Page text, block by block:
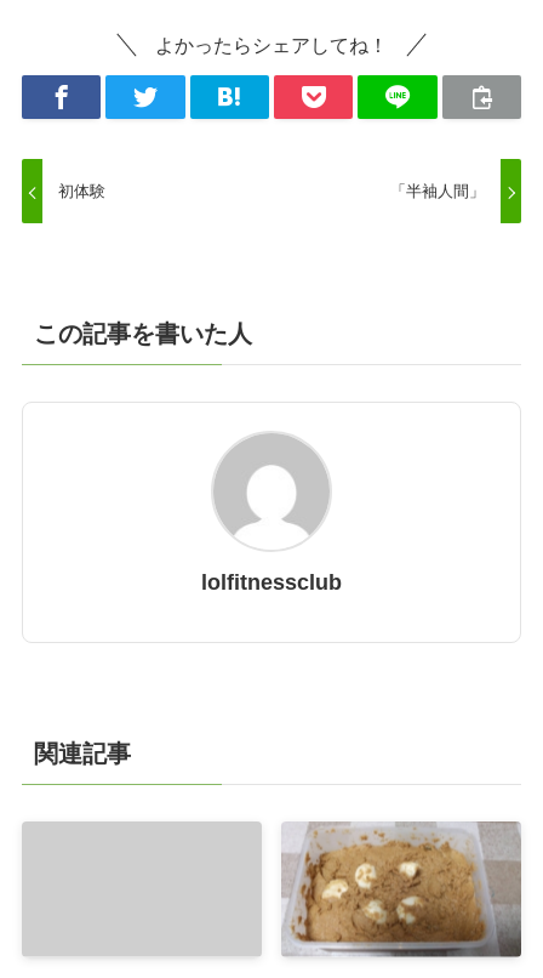
よかったらシェアしてね！
初体験 「半袖人間」
この記事を書いた人
lolfitnessclub
関連記事